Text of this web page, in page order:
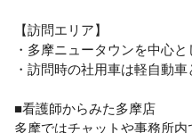
「地域に寄り添う」という
稲城市、日野市の一部地域の
■■　この求人のポイント！
【訪問エリア】
・多摩ニュータウンを中心
・訪問時の社用車は軽自動
■看護師からみた多摩店
多摩ではチャットや事務所